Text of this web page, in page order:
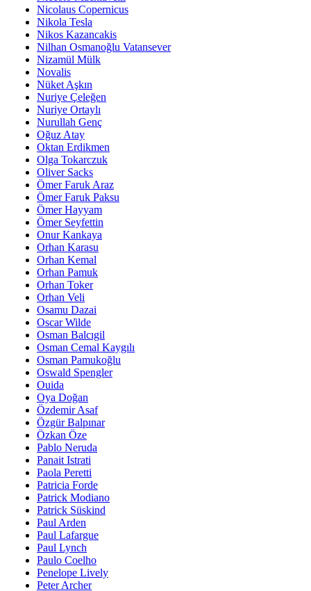
Nicolaus Copernicus
Nikola Tesla
Nikos Kazancakis
Nilhan Osmanoğlu Vatansever
Nizamül Mülk
Novalis
Nüket Aşkın
Nuriye Çeleğen
Nuriye Ortaylı
Nurullah Genç
Oğuz Atay
Oktan Erdikmen
Olga Tokarczuk
Oliver Sacks
Ömer Faruk Araz
Ömer Faruk Paksu
Ömer Hayyam
Ömer Seyfettin
Onur Kankaya
Orhan Karasu
Orhan Kemal
Orhan Pamuk
Orhan Toker
Orhan Veli
Osamu Dazai
Oscar Wilde
Osman Balcıgil
Osman Cemal Kaygılı
Osman Pamukoğlu
Oswald Spengler
Ouida
Oya Doğan
Özdemir Asaf
Özgür Balpınar
Özkan Öze
Pablo Neruda
Panait Istrati
Paola Peretti
Patricia Forde
Patrick Modiano
Patrick Süskind
Paul Arden
Paul Lafargue
Paul Lynch
Paulo Coelho
Penelope Lively
Peter Archer